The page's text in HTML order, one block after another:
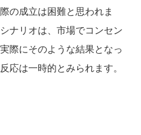
の成立は困難と思われま
ナリオは、市場でコンセン
際にそのような結果となっ
応は一時的とみられます。